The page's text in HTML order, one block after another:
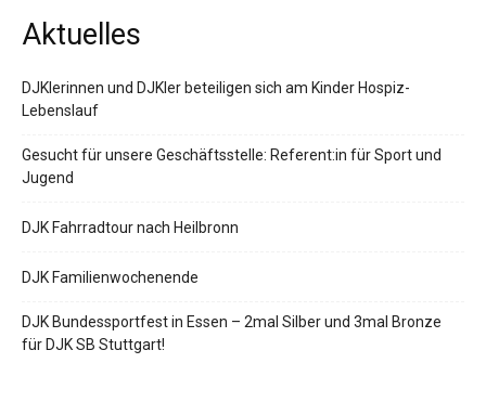
Aktuelles
DJKlerinnen und DJKler beteiligen sich am Kinder Hospiz-
Lebenslauf
Gesucht für unsere Geschäftsstelle: Referent:in für Sport und
Jugend
DJK Fahrradtour nach Heilbronn
DJK Familienwochenende
DJK Bundessportfest in Essen – 2mal Silber und 3mal Bronze
für DJK SB Stuttgart!